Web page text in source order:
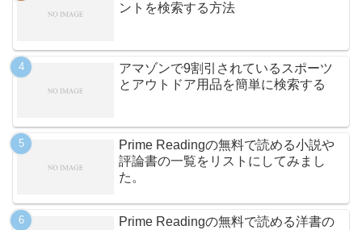
ントを検索する方法
アマゾンで9割引されているスポーツ
とアウトドア用品を簡単に検索する
Prime Readingの無料で読める小説や
評論書の一覧をリストにしてみまし
た。
Prime Readingの無料で読める洋書の